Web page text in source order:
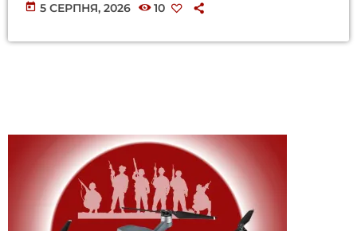
today 5 СЕРПНЯ, 2026 10